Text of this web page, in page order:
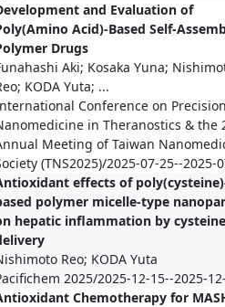
and Evaluation of
Acid)-Based Self-
Drugs
Aki; Kosaka Yuna;
KODA Yuta; ...
Conference on
in Theranostics & the
Meeting of Taiwan
(TNS2025)/2025-07-25--2025-
effects of
polymer micelle-type
hepatic inflammation by cysteine
Reo; KODA Yuta
2025/2025-12-15--2025-
Chemotherapy for